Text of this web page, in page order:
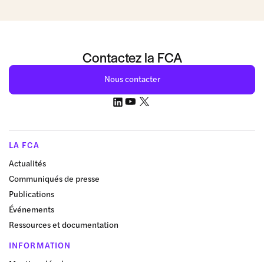
Contactez la FCA
Nous contacter
LA FCA
Actualités
Communiqués de presse
Publications
Événements
Ressources et documentation
INFORMATION